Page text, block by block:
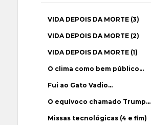
VIDA DEPOIS DA MORTE (3)
VIDA DEPOIS DA MORTE (2)
VIDA DEPOIS DA MORTE (1)
O clima como bem público…
Fui ao Gato Vadio…
O equívoco chamado Trump…
Missas tecnológicas (4 e fim)